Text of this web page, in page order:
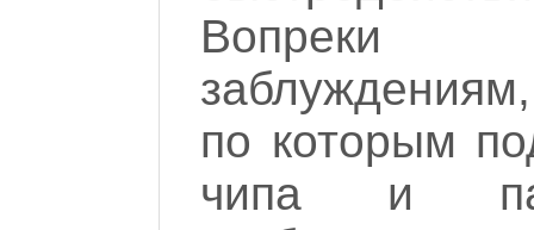
Вопреки
по которым
чипа и